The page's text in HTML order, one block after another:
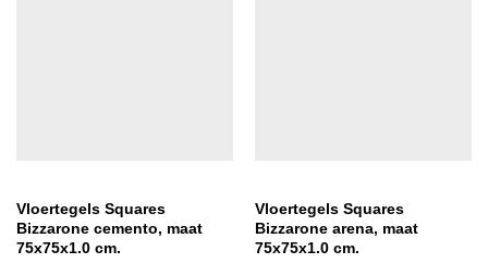
Vloertegels Squares
Bizzarone cemento, maat
75x75x1.0 cm.
Vloertegels Squares
Bizzarone arena, maat
75x75x1.0 cm.